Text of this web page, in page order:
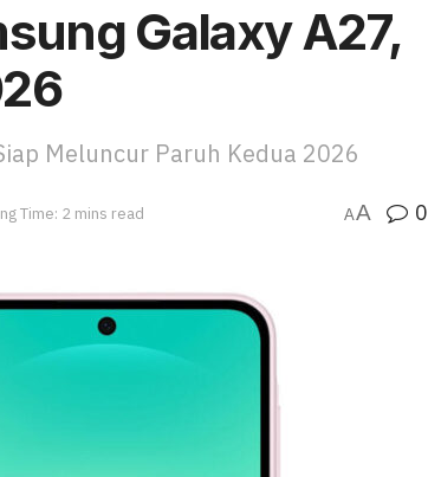
Galaxy A27,
Meluncur Paruh Kedua 2026
Time: 2 mins read AA 0